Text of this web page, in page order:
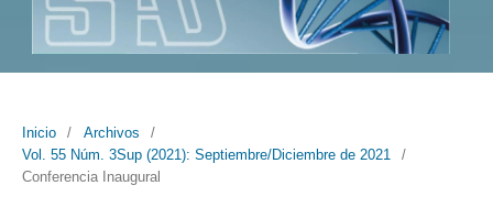
Inicio / Archivos
/
Vol. 55 Núm. 3Sup (2021): Septiembre/Diciembre de 2021
/
Conferencia Inaugural